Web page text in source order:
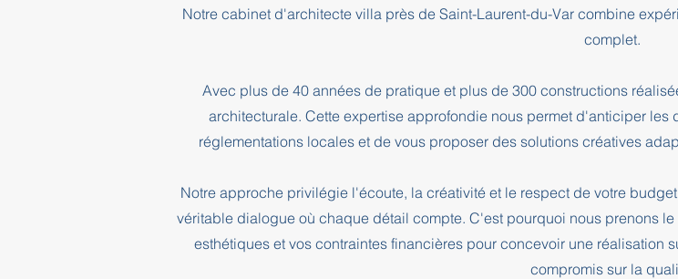
Notre cabinet d'architecte villa près de Saint-Laurent-du-Var combine
complet.
Avec plus de 40 années de pratique et plus de 300 constructions
architecturale. Cette expertise approfondie nous permet d'anticiper
réglementations locales et de vous proposer des solutions créatives
Notre approche privilégie l'écoute, la créativité et le respect de votre
véritable dialogue où chaque détail compte. C'est pourquoi nous prenons
esthétiques et vos contraintes financières pour concevoir une réalisation
compromis sur la